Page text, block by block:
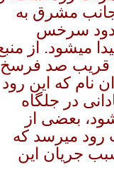
مشرق به
سرخس
میشود. از
قریب صد فرسخ
نام که این رود
در جلگاه
بعضی از
رود میرسد که
جریان این